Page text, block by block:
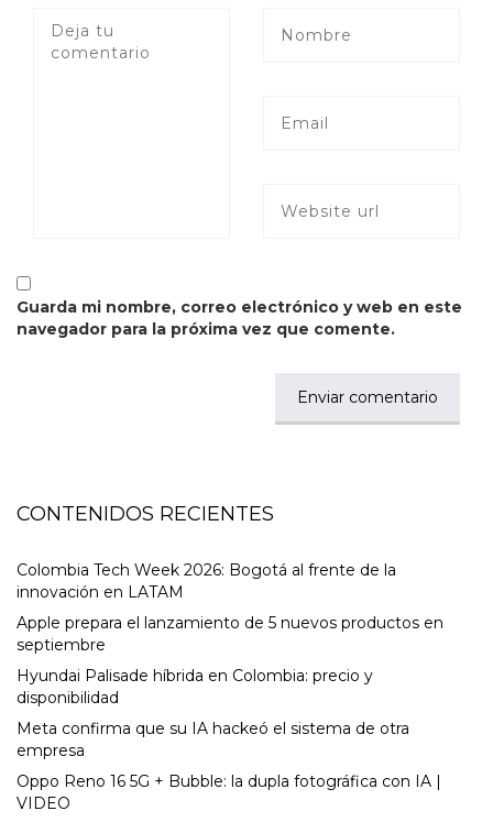
Guarda mi nombre, correo electrónico y web en este
navegador para la próxima vez que comente.
CONTENIDOS RECIENTES
Colombia Tech Week 2026: Bogotá al frente de la
innovación en LATAM
Apple prepara el lanzamiento de 5 nuevos productos en
septiembre
Hyundai Palisade híbrida en Colombia: precio y
disponibilidad
Meta confirma que su IA hackeó el sistema de otra
empresa
Oppo Reno 16 5G + Bubble: la dupla fotográfica con IA |
VIDEO